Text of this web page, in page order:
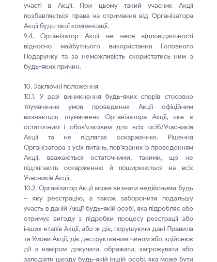
участі в Акції. При цьому такий учасник Акції
позбавляється права на отримання від Організатора
Акції будь-якої компенсації.
9.4. Організатор Акції не несе відповідальності
відносно майбутнього використання Головного
Подарунку та за неможливість скористатись ним з
будь-яких причин.
10. Заключні положення
10.1. У разі виникнення будь-яких спорів стосовно
тлумачення умов проведення Акції офіційним
визнається тлумачення Організатора Акції, яке є
остаточним і обов’язковим для всіх осіб/Учасників
Акції та не підлягає оскарженню. Рішення
Організатора з усіх питань, пов’язаних із проведенням
Акції, вважаються остаточними, такими, що не
підлягають оскарженню й поширюються на всіх
Учасників Акції.
10.2. Організатор Акції може визнати недійсними будь
– яку реєстрацію, а також заборонити подальшу
участь в даній Акції будь-якій особі, яка підробляє або
отримує вигоду з підробки процесу реєстрації або
інших етапів Акції, або ж діє, порушуючи дані Правила
та Умови Акції, діє деструктивним чином або здійснює
дії з наміром докучати, ображати, загрожувати або
заподіяти шкоду будь-якій іншій особі, яка може бути